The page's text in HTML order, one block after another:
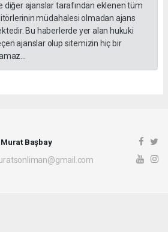
diğer ajanslar tarafından eklenen tüm
müdahalesi olmadan ajans
Bu haberlerde yer alan hukuki
ajanslar olup sitemizin hiç bir
Murat Başbay